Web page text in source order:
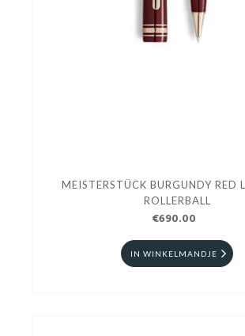
MEISTERSTÜCK BURGUNDY RED
ROLLERBALL
€690.00
IN WINKELMANDJE